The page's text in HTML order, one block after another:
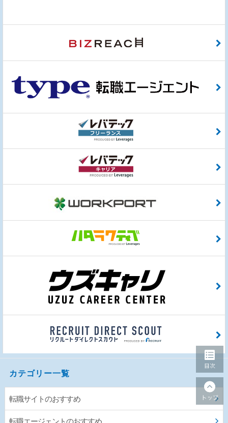
カテゴリー一覧
転職サイトのおすすめ
転職エージェントのおすすめ